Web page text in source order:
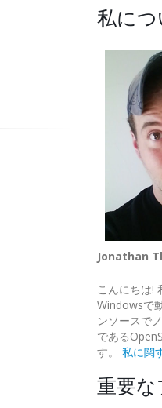
私につ
Jonathan
こんにちは!
Windowsで
ンソースで
である
す。 私に関
重要な